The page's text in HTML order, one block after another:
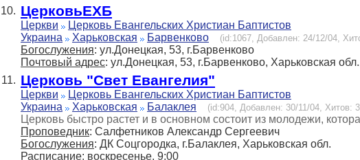
10. ЦерковьЕХБ
Церкви
Церковь Евангельских Христиан Баптистов
Украина
Харьковская Барвенково (id:1067, Добавлен: 24/12/04,
Богослужения: ул.Донецкая, 53, г.Барвенково
Почтовый адрес: ул.Донецкая, 53, г.Барвенково, Харьковская
11. Церковь "Свет Евангелия"
Церкви
Церковь Евангельских Христиан Баптистов
Украина
Харьковская Балаклея (id:904, Добавлен: 30/11/04, Хитов:
Церковь быстро растет и в основном состоит из молодежи,
Проповедник: Салфетников Александр Сергеевич
Богослужения: ДК Соцгородка, г.Балаклея, Харьковская обл.
Расписание: воскресенье, 9:00